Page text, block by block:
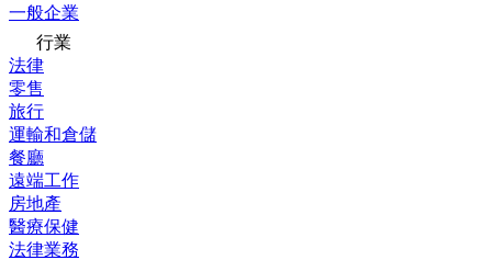
一般企業
行業
法律
零售
旅行
運輸和倉儲
餐廳
遠端工作
房地產
醫療保健
法律業務